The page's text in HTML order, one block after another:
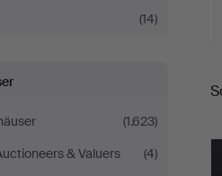
(14)
(1.623)
& Valuers
(4)